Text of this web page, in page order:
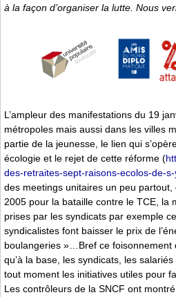
à la façon d’organiser la lutte. Nous
L’ampleur des manifestations du 19
métropoles mais aussi dans les villes
partie de la jeunesse, le lien qui
écologie et le rejet de cette réforme (
des-retraites-sept-raisons-ecolos-de-
des meetings unitaires un peu
2005 pour la bataille contre le TCE, la
prises par les syndicats par exemple
syndicalistes font baisser le prix de
boulangeries »…Bref ce foisonnement
qu’à la base, les syndicats, les
tout moment les initiatives utiles pour
Les contrôleurs de la SNCF ont